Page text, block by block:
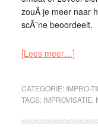
zouÂ je meer naar
scÃ¨ne beoordeelt.
[Lees meer…]
CATEGORIE: IMPRO-
TAGS: IMPROVISATIE